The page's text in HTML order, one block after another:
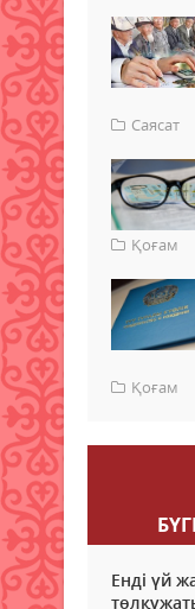
Саясат
Қоғам
Қоғам
Енді үй